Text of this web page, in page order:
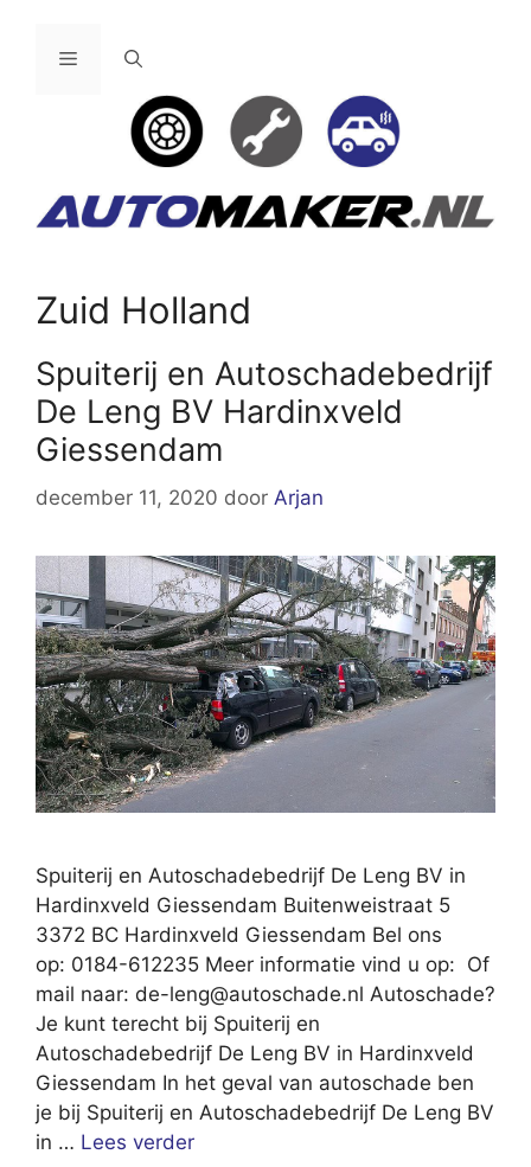
Menu
Zuid Holland
Spuiterij en Autoschadebedrijf
De Leng BV Hardinxveld
Giessendam
december 11, 2020 door Arjan
Spuiterij en Autoschadebedrijf De Leng BV in
Hardinxveld Giessendam Buitenweistraat 5
3372 BC Hardinxveld Giessendam Bel ons
op: 0184-612235 Meer informatie vind u op: Of
mail naar: de-leng@autoschade.nl Autoschade?
Je kunt terecht bij Spuiterij en
Autoschadebedrijf De Leng BV in Hardinxveld
Giessendam In het geval van autoschade ben
je bij Spuiterij en Autoschadebedrijf De Leng BV
in … Lees verder